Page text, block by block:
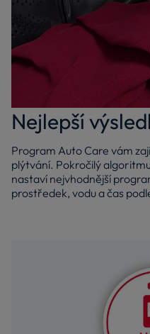
Nejlepší
Program Auto Care vám
plýtvání. Pokročilý
nastaví nejvhodnější
prostředek, vodu a čas